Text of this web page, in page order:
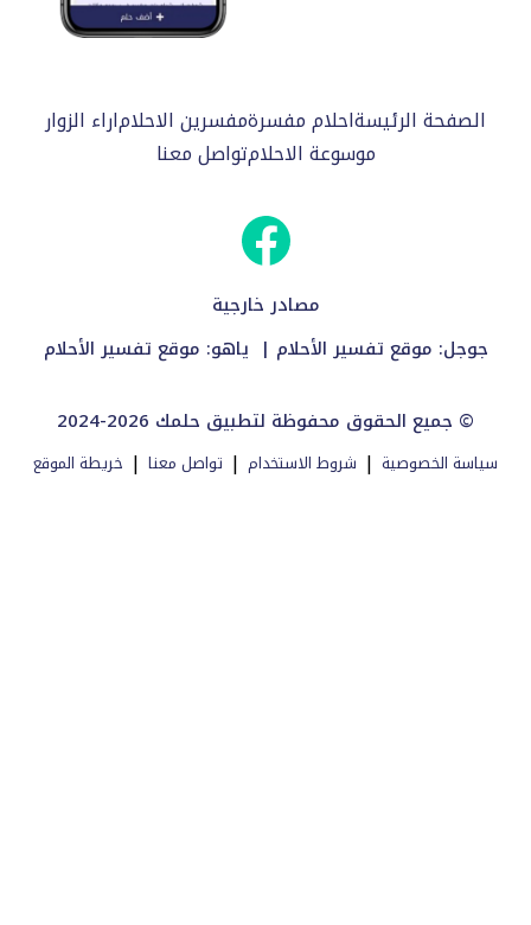
الصفحة الرئيسةاحلام مفسرةمفسرين الاحلاماراء الزوار
موسوعة الاحلامتواصل معنا
مصادر خارجية
جوجل: موقع تفسير الأحلام | ياهو: موقع تفسير الأحلام
2024-2026 جميع الحقوق محفوظة لتطبيق حلمك ©
سياسة الخصوصية | شروط الاستخدام | تواصل معنا | خريطة الموقع